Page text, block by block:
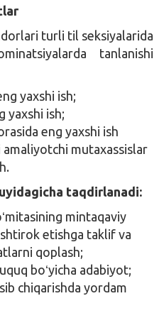
turli til seksiyalarida
tanlanishi
yaxshi ish;
yaxshi ish;
eng yaxshi ish
mutaxassislar
taqdirlanadi:
mintaqaviy
etishga taklif va
qoplash;
boʻyicha adabiyot;
chiqarishda yordam